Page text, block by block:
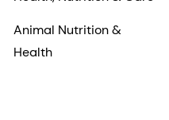
Animal Nutrition &
Health